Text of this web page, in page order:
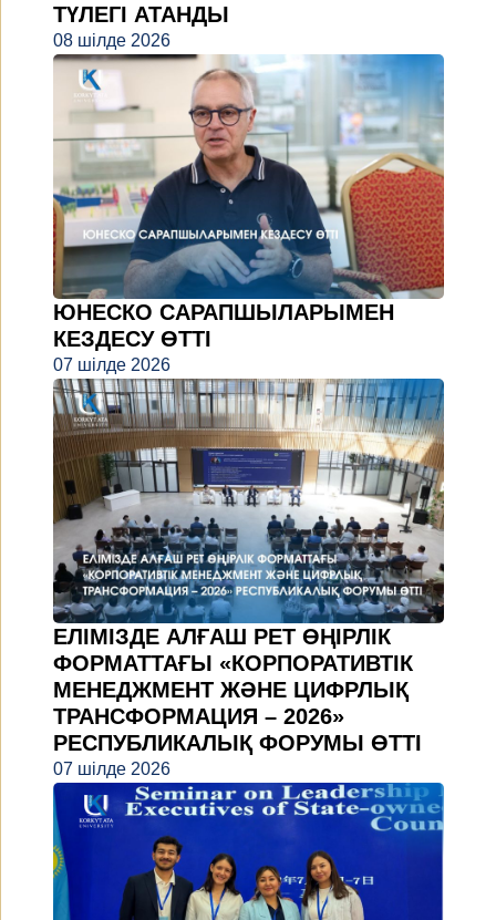
ТҮЛЕГІ АТАНДЫ
08 шілде 2026
ЮНЕСКО САРАПШЫЛАРЫМЕН
КЕЗДЕСУ ӨТТІ
07 шілде 2026
ЕЛІМІЗДЕ АЛҒАШ РЕТ ӨҢІРЛІК
ФОРМАТТАҒЫ «КОРПОРАТИВТІК
МЕНЕДЖМЕНТ ЖӘНЕ ЦИФРЛЫҚ
ТРАНСФОРМАЦИЯ – 2026»
РЕСПУБЛИКАЛЫҚ ФОРУМЫ ӨТТІ
07 шілде 2026